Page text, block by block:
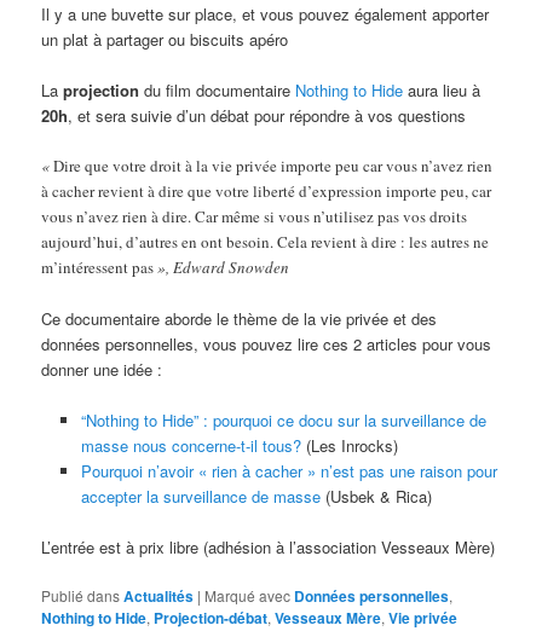
Il y a une buvette sur place, et vous pouvez également apporter
un plat à partager ou biscuits apéro
Laprojection du film documentaire Nothing to Hide aura lieu à
20h, et sera suivie d’un débat pour répondre à vos questions
«Dire que votre droit à la vie privée importe peu car vous n’avez rien
à cacher revient à dire que votre liberté d’expression importe peu, car
vous n’avez rien à dire. Car même si vous n’utilisez pas vos droits
aujourd’hui, d’autres en ont besoin. Cela revient à dire : les autres ne
m’intéressent pas», Edward Snowden
Ce documentaire aborde le thème de la vie privée et des
données personnelles, vous pouvez lire ces 2 articles pour vous
donner une idée :
“Nothing to Hide” : pourquoi ce docu sur la surveillance de
masse nous concerne-t-il tous?(Les Inrocks)
Pourquoi n’avoir « rien à cacher » n’est pas une raison pour
accepter la surveillance de masse(Usbek & Rica)
L’entrée est à prix libre (adhésion à l’association Vesseaux Mère)
Publié dansActualités | Marqué avec Données personnelles,
Nothing to Hide, Projection-débat,Vesseaux Mère,Vie privée